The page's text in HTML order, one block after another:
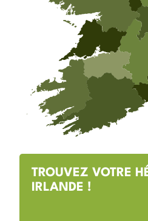
TROUVEZ VOTRE
IRLANDE !